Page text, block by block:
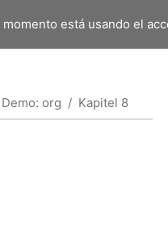
momento está usando el
org Kapitel 8